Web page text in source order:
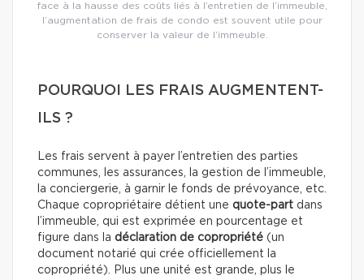
face à la hausse des coûts liés à l’entretien de l’immeuble,
l’augmentation de frais de condo est souvent utile pour
conserver la valeur de l’immeuble.
POURQUOI LES FRAIS AUGMENTENT-
ILS ?
Les frais servent à payer l’entretien des parties
communes, les assurances, la gestion de l’immeuble,
la conciergerie, à garnir le fonds de prévoyance, etc.
Chaque copropriétaire détient une quote-part dans
l’immeuble, qui est exprimée en pourcentage et
figure dans la déclaration de copropriété (un
document notarié qui crée officiellement la
copropriété). Plus une unité est grande, plus le